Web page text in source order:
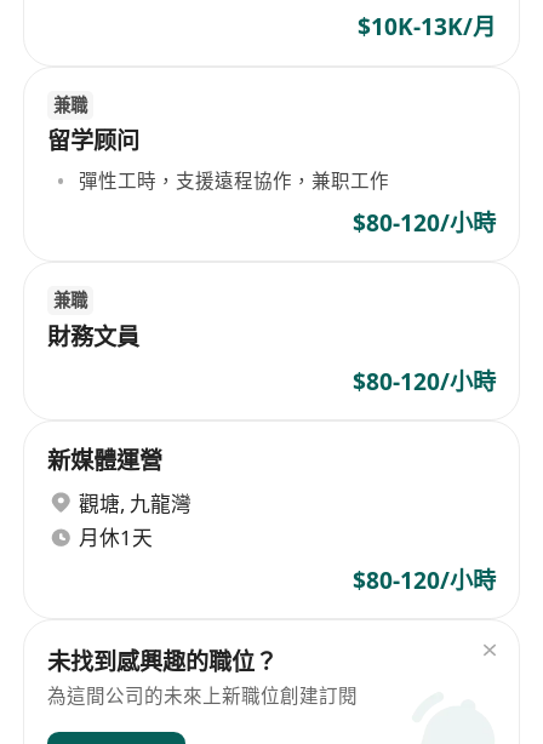
$10K-13K/月
兼職
留学顾问
彈性工時，支援遠程協作，兼职工作
$80-120/小時
兼職
財務文員
$80-120/小時
新媒體運營
觀塘, 九龍灣
月休1天
$80-120/小時
未找到感興趣的職位？
為這間公司的未來上新職位創建訂閱